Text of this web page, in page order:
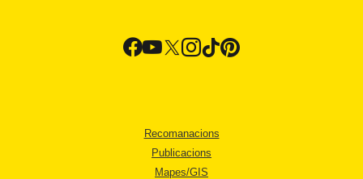
Recomanacions
Publicacions
Mapes/GIS